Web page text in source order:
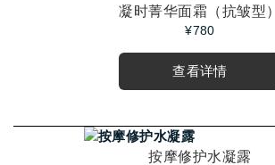
凝时菁华面霜（抗皱型）
¥780
查看详情
按摩修护水凝露